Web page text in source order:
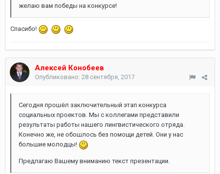
желаю вам победы на конкурсе!
Спасибо!
Алексей Конобеев
Опубликовано: 28 сентября, 2017
Сегодня прошёл заключительный этап конкурса
социальных проектов. Мы с коллегами представили
результаты работы нашего лингвистического отряда.
Конечно же, не обошлось без помощи детей. Они у нас
большие молодцы!
Предлагаю Вашему вниманию текст презентации.